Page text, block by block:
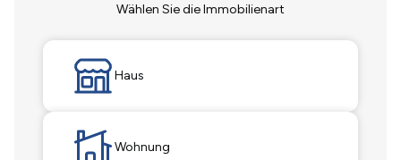
Wählen Sie die Immobilienart
Haus
Wohnung